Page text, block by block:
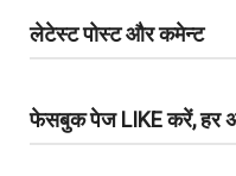
लेटेस्ट पोस्ट और कमेन्ट
फेसबुक पेज LIKE करें, हर